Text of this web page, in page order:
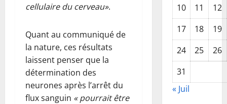
cellulaire du cerveau».
Quant au communiqué de
la nature, ces résultats
laissent penser que la
détermination des
neurones après l’arrêt du
flux sanguin « pourrait être
10
11
12
17
18
19
24
25
26
31
« Juil